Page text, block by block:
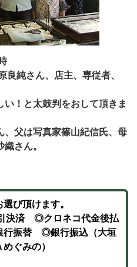
良純さん、店主、専従者、
！と太鼓判をおして頂きま
、父は写真家篠山紀信氏、母
さん。
び頂けます。
決済 ◎クロネコ代金後払
行振替 ◎銀行振込（大垣
ぐみの）